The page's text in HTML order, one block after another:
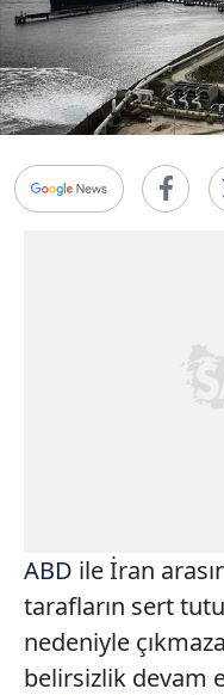
ABD ile İran
tarafların sert
nedeniyle
belirsizlik devam